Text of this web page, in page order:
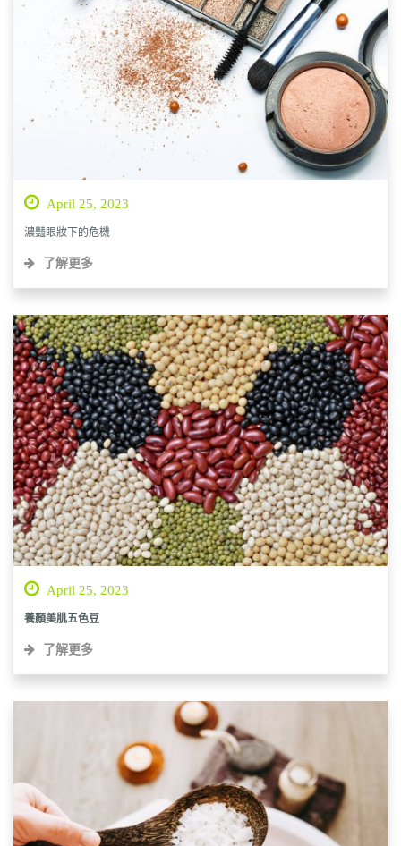
April 25, 2023
濃豔眼妝下的危機
了解更多
April 25, 2023
養顏美肌五色豆
了解更多